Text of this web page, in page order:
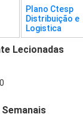
Plano Ctesp
Distribuição e
Logistica
Lecionadas